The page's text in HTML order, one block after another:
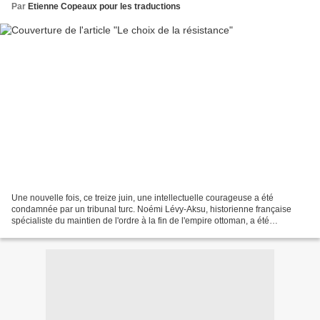
Par Etienne Copeaux pour les traductions
Une nouvelle fois, ce treize juin, une intellectuelle courageuse a été
condamnée par un tribunal turc. Noémi Lévy-Aksu, historienne française
spécialiste du maintien de l'ordre à la fin de l'empire ottoman, a été